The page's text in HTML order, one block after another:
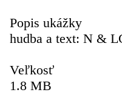
Popis ukážky
hudba a text: N &
Veľkosť
1.8 MB